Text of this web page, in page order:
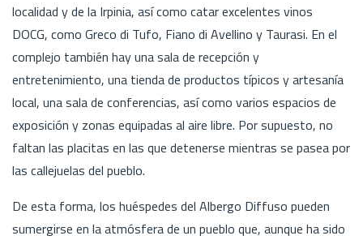
localidad y de la Irpinia, así como catar excelentes vinos
DOCG, como Greco di Tufo, Fiano di Avellino y Taurasi. En el
complejo también hay una sala de recepción y
entretenimiento, una tienda de productos típicos y artesanía
local, una sala de conferencias, así como varios espacios de
exposición y zonas equipadas al aire libre. Por supuesto, no
faltan las placitas en las que detenerse mientras se pasea por
las callejuelas del pueblo.
De esta forma, los huéspedes del Albergo Diffuso pueden
sumergirse en la atmósfera de un pueblo que, aunque ha sido